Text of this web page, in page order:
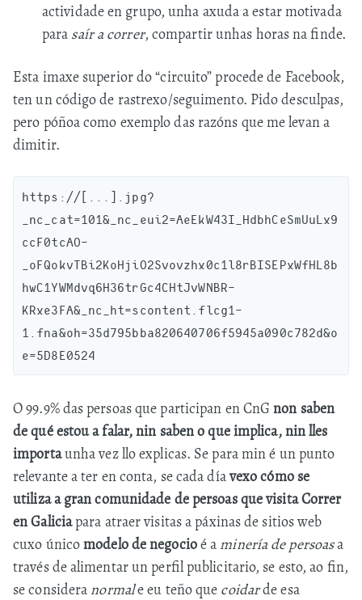
actividade en grupo, unha axuda a estar motivada
para saír a correr, compartir unhas horas na finde.
Esta imaxe superior do “circuito” procede de Facebook,
ten un código de rastrexo/seguimento. Pido desculpas,
pero póñoa como exemplo das razóns que me levan a
dimitir.
https://[...].jpg?
_nc_cat=101&_nc_eui2=AeEkW43I_HdbhCeSmUuLx9
ccF0tcAO-
_oFQokvTBi2KoHjiO2Svovzhx0c1l8rBISEPxWfHL8b
hwC1YWMdvq6H36trGc4CHtJvWNBR-
KRxe3FA&_nc_ht=scontent.flcg1-
1.fna&oh=35d795bba820640706f5945a090c782d&o
O 99.9% das persoas que participan en CnGnon saben
de qué estou a falar, nin saben o que implica, nin lles
importaunha vez llo explicas. Se para min é un punto
relevante a ter en conta, se cada díavexo cómo se
utiliza a gran comunidade de persoas que visita Correr
en Galiciapara atraer visitas a páxinas de sitios web
cuxo únicomodelo de negocioé a minería de persoasa
través de alimentar un perfil publicitario, se esto, ao fin,
se considera normale eu teño que coidarde esa